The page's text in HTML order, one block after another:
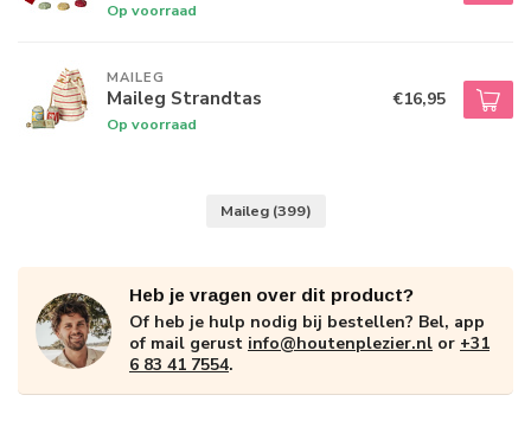
Op voorraad
MAILEG
Maileg Strandtas
Op voorraad
€16,95
Maileg (399)
Heb je vragen over dit product?
Of heb je hulp nodig bij bestellen? Bel, app
of mail gerust info@houtenplezier.nl or +31
6 83 41 7554.